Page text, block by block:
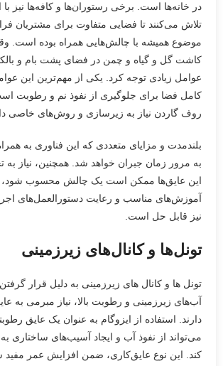
در خانه‌ها است. برخی رستوران‌ها و کافه‌ها نیز با
تلاش می‌کنند تا فضایی متفاوت برای مشتریان
موضوع همیشه با چالش‌هایی همراه بوده است.
کاشت گل و گیاه و چمن در فضای پشت بام و
عوامل زیادی توجه کرد. یکی از مهم‌ترین این
کامل فضا برای جلوگیری از نفوذ نم و رطوبت
روف گاردن نیاز به زیرسازی و روش‌های خاصی
بلندمدت و مزایای متعددی که این فناوری به
به مرور زمان جبران خواهد شد. همچنین، نیاز
این عایق‌ها ممکن است یک چالش محسوب شود،
آموزش‌های مناسب و رعایت دستورالعمل‌های
نیز قابل حل است.
تونل‌ها و کانال‌های زیرزمینی
تونل ها و کانال های زیرزمینی به دلیل قرار
آب‌های زیرزمینی و رطوبت بالا، نیاز مبرمی به
دارند. استفاده از ایزوگام به عنوان یک عایق
می‌تواند از نفوذ آب و ایجاد آسیب‌های ساختاری
کند. این نوع عایق‌کاری، ضمن افزایش عمر مفید